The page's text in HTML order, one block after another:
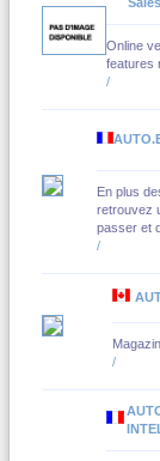
Online
features
/
En plus
retrouvez
passer et
/
/